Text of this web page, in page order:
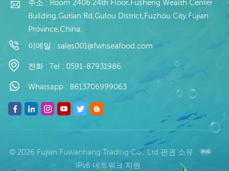
주소 : Room 2406 24th Floor,Fusheng Wealth Center
Building,Gutian Rd,Gulou District,Fuzhou City,Fujian
Province,China.
이메일 : sales001@fwhseafood.com
전화 : Tel : 0591-87931986
Whatsapp : 8613706999063
© 2026 Fujian Fuwanhang Trading Co., Ltd 판권 소유.
IPv6 네트워크 지원